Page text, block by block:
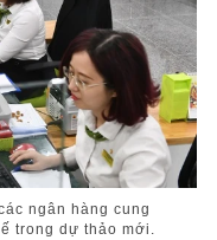
ngân hàng cung
trong dự thảo mới.